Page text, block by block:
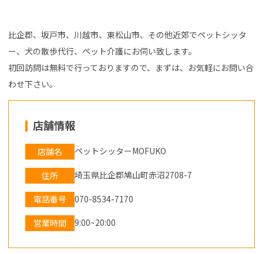
比企郡、坂戸市、川越市、東松山市、その他近郊でペットシッタ
ー、犬の散歩代行、ペット介護にお伺い致します。
初回訪問は無料で行っておりますので、まずは、お気軽にお問い合
わせ下さい。
店舗情報
店舗名 ペットシッターMOFUKO
住所 埼玉県比企郡鳩山町赤沼2708-7
電話番号 070-8534-7170
営業時間 9:00~20:00